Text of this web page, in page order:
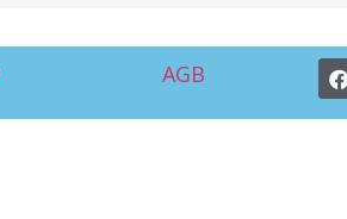
AGB